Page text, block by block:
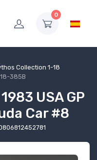
0
Collection 1-18
385B
USA GP
Car #8